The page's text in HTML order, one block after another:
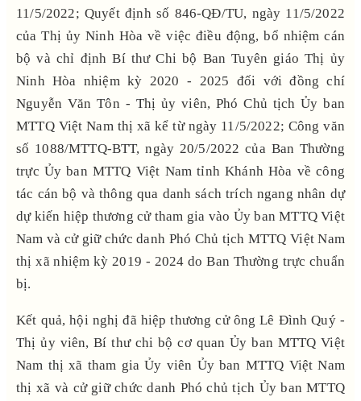
11/5/2022; Quyết định số 846-QĐ/TU, ngày 11/5/2022
của Thị ủy Ninh Hòa về việc điều động, bổ nhiệm cán
bộ và chỉ định Bí thư Chi bộ Ban Tuyên giáo Thị ủy
Ninh Hòa nhiệm kỳ 2020 - 2025 đối với đồng chí
Nguyễn Văn Tôn - Thị ủy viên, Phó Chủ tịch Ủy ban
MTTQ Việt Nam thị xã kể từ ngày 11/5/2022; Công văn
số 1088/MTTQ-BTT, ngày 20/5/2022 của Ban Thường
trực Ủy ban MTTQ Việt Nam tỉnh Khánh Hòa về công
tác cán bộ và thông qua danh sách trích ngang nhân dự
dự kiến hiệp thương cử tham gia vào Ủy ban MTTQ Việt
Nam và cử giữ chức danh Phó Chủ tịch MTTQ Việt Nam
thị xã nhiệm kỳ 2019 - 2024 do Ban Thường trực chuẩn
bị.
Kết quả, hội nghị đã hiệp thương cử ông Lê Đình Quý -
Thị ủy viên, Bí thư chi bộ cơ quan Ủy ban MTTQ Việt
Nam thị xã tham gia Ủy viên Ủy ban MTTQ Việt Nam
thị xã và cử giữ chức danh Phó chủ tịch Ủy ban MTTQ